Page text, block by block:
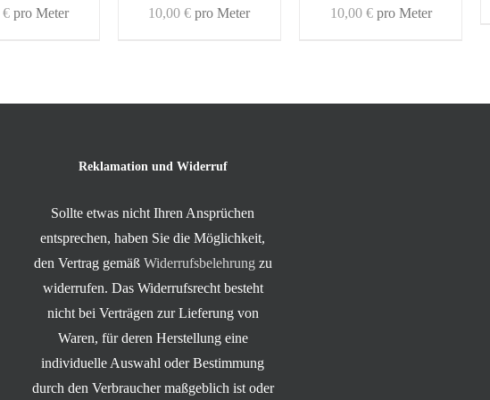
€ pro Meter
10,00€ pro Meter
10,00 € pro Meter
Reklamation und Widerruf
Sollte etwas nicht Ihren Ansprüchen
entsprechen, haben Sie die Möglichkeit,
den Vertrag gemäß Widerrufsbelehrung zu
widerrufen. Das Widerrufsrecht besteht
nicht bei Verträgen zur Lieferung von
Waren, für deren Herstellung eine
individuelle Auswahl oder Bestimmung
durch den Verbraucher maßgeblich ist oder